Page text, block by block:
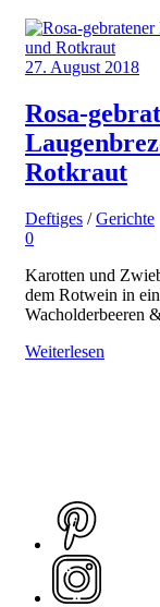
27. August 2018
Rosa-
Rotkraut
Deftiges /Gerichte
0
Karotten und
dem Rotwein in
Wacholderbeeren
Weiterlesen